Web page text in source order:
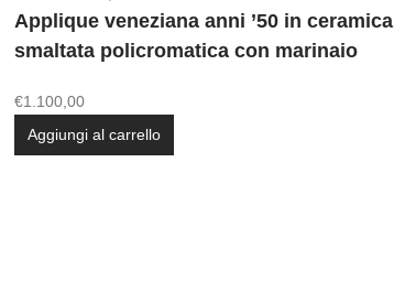
Applique veneziana anni ’50 in ceramica
smaltata policromatica con marinaio
€1.100,00
Aggiungi al carrello